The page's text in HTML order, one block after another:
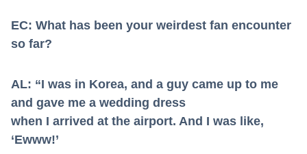
EC: What has been your weirdest fan encounter
so far?
AL: “I was in Korea, and a guy came up to me
and gave me a wedding dress
when I arrived at the airport. And I was like,
‘Ewww!’